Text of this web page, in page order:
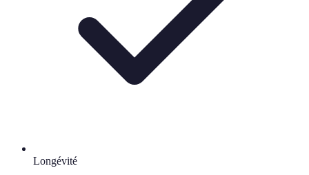
Longévité